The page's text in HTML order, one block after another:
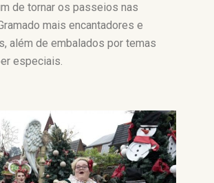
de tornar os passeios nas
mais encantadores e
além de embalados por temas
especiais.